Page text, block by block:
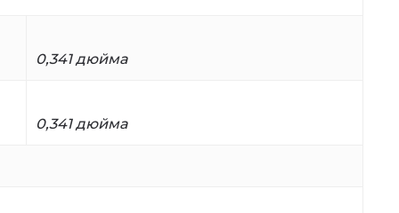
0,341 дюйма
0,341 дюйма